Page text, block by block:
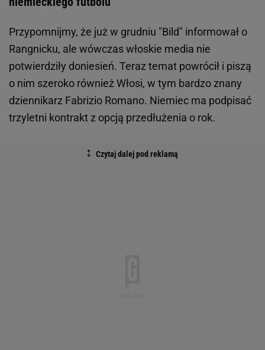
Przypomnijmy, że już w grudniu "Bild" informował o
Rangnicku, ale wówczas włoskie media nie
potwierdziły doniesień. Teraz temat powrócił i piszą
o nim szeroko również Włosi, w tym bardzo znany
dziennikarz Fabrizio Romano. Niemiec ma podpisać
trzyletni kontrakt z opcją przedłużenia o rok.